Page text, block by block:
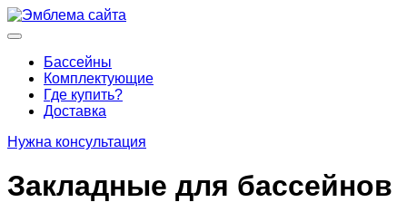
Перейти
к
Основное
Бассейны
Комплектующие
Где купить?
Доставка
Нужна консультация
Закладные для бассейнов